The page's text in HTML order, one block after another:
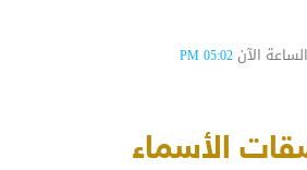
الساعة الآن 05:02 PM
الأسماء